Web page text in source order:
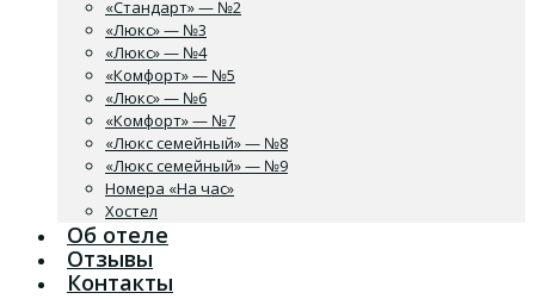
«Стандарт» — №2
«Люкс» — №3
«Люкс» — №4
«Комфорт» — №5
«Люкс» — №6
«Комфорт» — №7
«Люкс семейный» — №8
«Люкс семейный» — №9
Номера «На час»
Хостел
Об отеле
Отзывы
Контакты